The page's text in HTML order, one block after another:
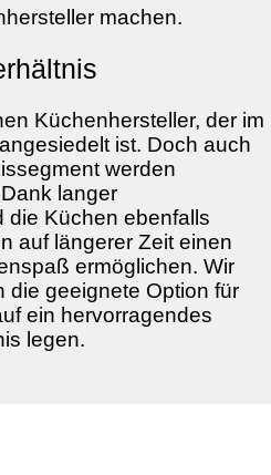
machen.
Küchenhersteller, der im
ist. Doch auch
werden
langer
die Küchen ebenfalls
auf längerer Zeit einen
ermöglichen. Wir
die geeignete Option für
ein hervorragendes
legen.